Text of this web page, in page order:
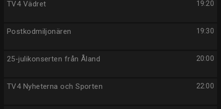
19:20
TV4 Vädret
19:30
Postkodmiljonären
20:00
25-julikonserten från Åland
22:00
TV4 Nyheterna och Sporten